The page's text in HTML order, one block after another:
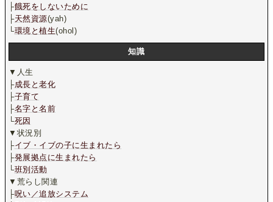
├餓死をしないために
├天然資源(yah)
└環境と植生(ohol)
知識
▼人生
├成長と老化
├子育て
├名字と名前
└死因
▼状況別
├イブ・イブの子に生まれたら
├発展拠点に生まれたら
└班別活動
▼荒らし関連
├呪い／追放システム